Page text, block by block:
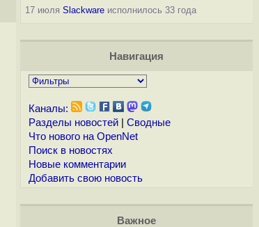
17 июля Slackwareисполнилось 33 года
Навигация
Каналы:
Разделы новостей| Сводные
Что нового на OpenNet
Поиск в новостях
Новые комментарии
Добавить свою новость
Важное